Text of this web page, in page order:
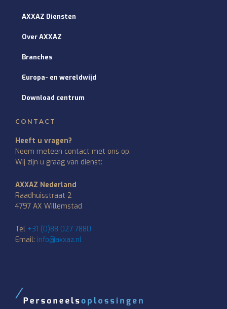
AXXAZ Diensten
Over AXXAZ
Branches
Europa- en wereldwijd
Download centrum
CONTACT
Heeft u vragen?
Neem meteen contact met ons op.
Wij zijn u graag van dienst:
AXXAZ Nederland
Raadhuisstraat 2
4797 AX Willemstad
Tel +31 (0)88 027 7880
Email: info@axxaz.nl